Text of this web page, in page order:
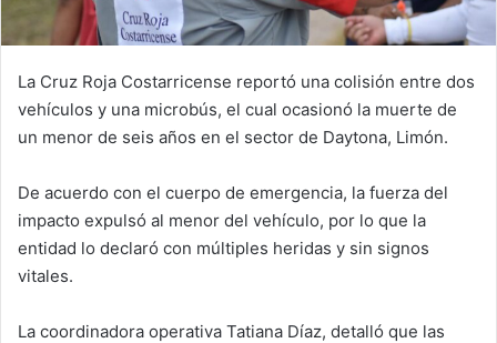
La Cruz Roja Costarricense reportó una colisión entre dos
vehículos y una microbús, el cual ocasionó la muerte de
un menor de seis años en el sector de Daytona, Limón.
De acuerdo con el cuerpo de emergencia, la fuerza del
impacto expulsó al menor del vehículo, por lo que la
entidad lo declaró con múltiples heridas y sin signos
vitales.
La coordinadora operativa Tatiana Díaz, detalló que las